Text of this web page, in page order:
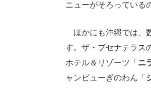
ニューがそろっている
ほかにも沖縄では、
す。ザ・ブセナテラス
ホテル＆リゾーツ「 ニ
ャンビューぎのわん「